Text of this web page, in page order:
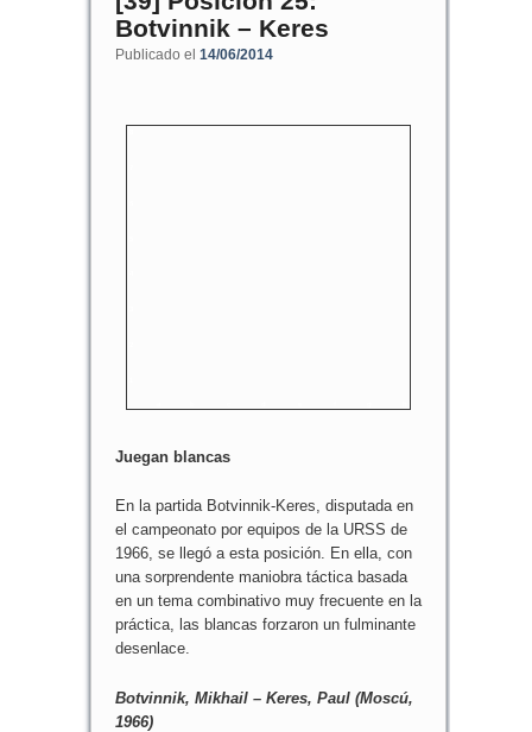
Botvinnik – Keres
Publicado el 14/06/2014
Juegan blancas
En la partida Botvinnik-Keres, disputada en
el campeonato por equipos de la URSS de
1966, se llegó a esta posición. En ella, con
una sorprendente maniobra táctica basada
en un tema combinativo muy frecuente en la
práctica, las blancas forzaron un fulminante
desenlace.
Botvinnik, Mikhail – Keres, Paul (Moscú,
1966)